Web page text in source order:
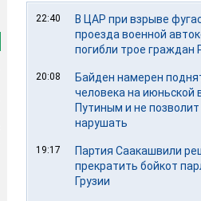
22:40
В ЦАР при взрыве
проезда военной
погибли трое граждан
20:08
Байден намерен
человека на июньской
Путиным и не
нарушать
19:17
Партия Саакашвили
прекратить бойкот
Грузии